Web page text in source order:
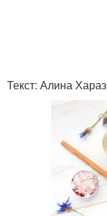
Текст: Алина Хараз